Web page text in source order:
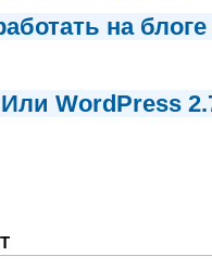
на
WordPress